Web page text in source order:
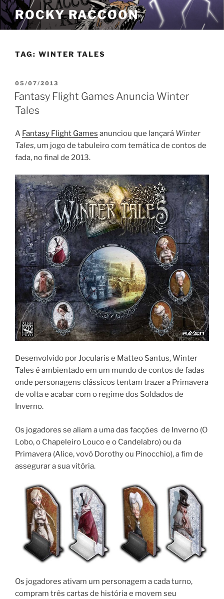
Pular
para
o
ROCKY RACCOON
TAG: WINTER TALES
PUBLICADO
EM
05/07/2013
Fantasy Flight Games Anuncia Winter
Tales
A Fantasy Flight Games anunciou que lançará Winter
Tales, um jogo de tabuleiro com temática de contos de
fada, no final de 2013.
Desenvolvido por Jocularis e Matteo Santus, Winter
Tales é ambientado em um mundo de contos de fadas
onde personagens clássicos tentam trazer a Primavera
de volta e acabar com o regime dos Soldados de
Inverno.
Os jogadores se aliam a uma das facções de Inverno (O
Lobo, o Chapeleiro Louco e o Candelabro) ou da
Primavera (Alice, vovó Dorothy ou Pinocchio), a fim de
assegurar a sua vitória.
Os jogadores ativam um personagem a cada turno,
compram três cartas de história e movem seu